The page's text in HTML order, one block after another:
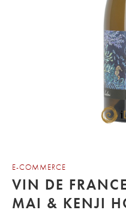
E-COMMERCE
VIN DE
MAI & KENJI